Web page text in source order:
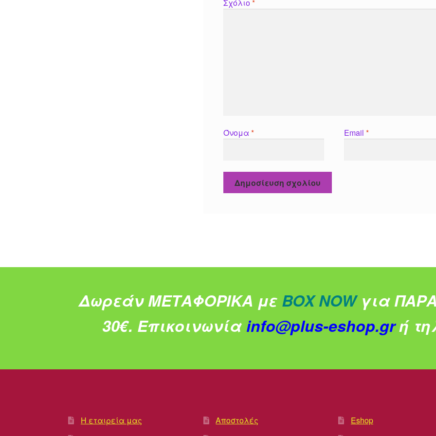
Σχόλιο*
Όνομα* Email*
Δωρεάν ΜΕΤΑΦΟΡΙΚΑ με BOX NOW για
30€. Επικοινωνία info@plus-eshop.grή
Η εταιρεία μας
Αποστολές
Eshop